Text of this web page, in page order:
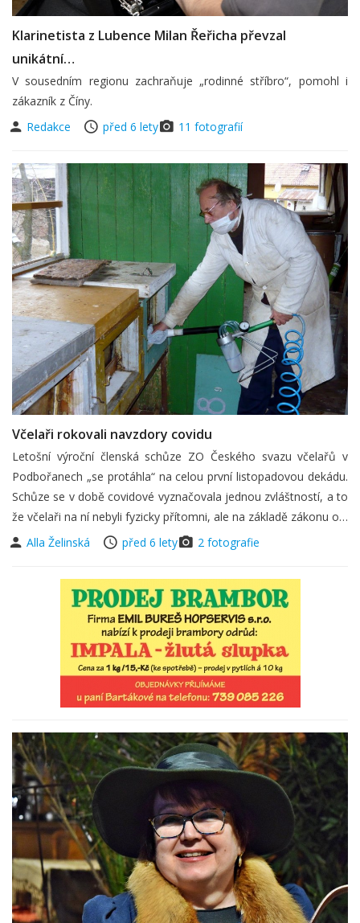
Klarinetista z Lubence Milan Řeřicha převzal
unikátní…
V sousedním regionu zachraňuje „rodinné stříbro“, pomohl i
zákazník z Číny.
Redakce
před 6 lety 11 fotografií
Včelaři rokovali navzdory covidu
Letošní výroční členská schůze ZO Českého svazu včelařů v
Podbořanech „se protáhla“ na celou první listopadovou dekádu.
Schůze se v době covidové vyznačovala jednou zvláštností, a to
že včelaři na ní nebyli fyzicky přítomni, ale na základě zákonu o…
Alla Želinská
před 6 lety 2 fotografie